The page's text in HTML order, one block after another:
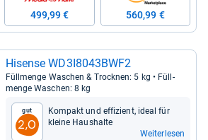
499,99 € 560,99 €
Hisense WD3I8043BWF2
Füll­menge Waschen & Trock­nen: 5 kg • Füll­
menge Waschen: 8 kg
Gut
2,0
Kom­pakt und effi­zi­ent, ideal für
kleine Haus­halte
Weiterlesen